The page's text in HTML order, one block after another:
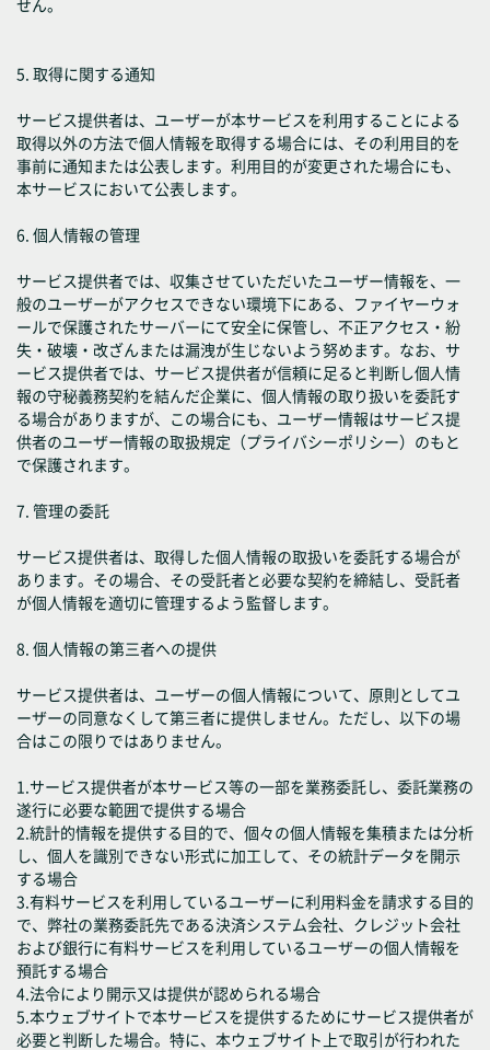
せん。
5. 取得に関する通知
サービス提供者は、ユーザーが本サービスを利用することによる
取得以外の方法で個人情報を取得する場合には、その利用目的を
事前に通知または公表します。利用目的が変更された場合にも、
本サービスにおいて公表します。
6. 個人情報の管理
サービス提供者では、収集させていただいたユーザー情報を、一
般のユーザーがアクセスできない環境下にある、ファイヤーウォ
ールで保護されたサーバーにて安全に保管し、不正アクセス・紛
失・破壊・改ざんまたは漏洩が生じないよう努めます。なお、サ
ービス提供者では、サービス提供者が信頼に足ると判断し個人情
報の守秘義務契約を結んだ企業に、個人情報の取り扱いを委託す
る場合がありますが、この場合にも、ユーザー情報はサービス提
供者のユーザー情報の取扱規定（プライバシーポリシー）のもと
で保護されます。
7. 管理の委託
サービス提供者は、取得した個人情報の取扱いを委託する場合が
あります。その場合、その受託者と必要な契約を締結し、受託者
が個人情報を適切に管理するよう監督します。
8. 個人情報の第三者への提供
サービス提供者は、ユーザーの個人情報について、原則としてユ
ーザーの同意なくして第三者に提供しません。ただし、以下の場
合はこの限りではありません。
1.サービス提供者が本サービス等の一部を業務委託し、委託業務の
遂行に必要な範囲で提供する場合
2.統計的情報を提供する目的で、個々の個人情報を集積または分析
し、個人を識別できない形式に加工して、その統計データを開示
する場合
3.有料サービスを利用しているユーザーに利用料金を請求する目的
で、弊社の業務委託先である決済システム会社、クレジット会社
および銀行に有料サービスを利用しているユーザーの個人情報を
預託する場合
4.法令により開示又は提供が認められる場合
5.本ウェブサイトで本サービスを提供するためにサービス提供者が
必要と判断した場合。特に、本ウェブサイト上で取引が行われた